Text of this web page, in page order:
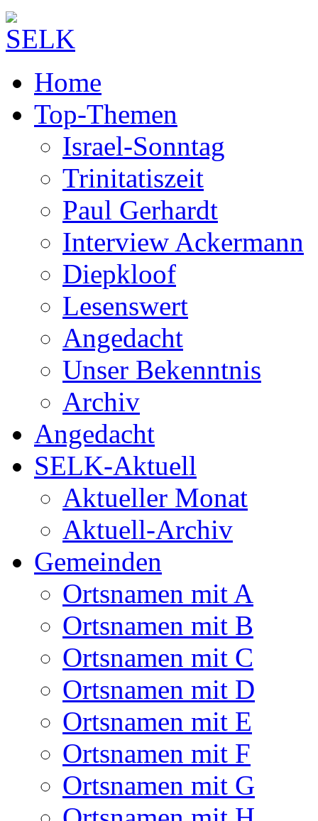
Home
Top-Themen
Israel-Sonntag
Trinitatiszeit
Paul Gerhardt
Interview Ackermann
Diepkloof
Lesenswert
Angedacht
Unser Bekenntnis
Archiv
Angedacht
SELK-Aktuell
Aktueller Monat
Aktuell-Archiv
Gemeinden
Ortsnamen mit A
Ortsnamen mit B
Ortsnamen mit C
Ortsnamen mit D
Ortsnamen mit E
Ortsnamen mit F
Ortsnamen mit G